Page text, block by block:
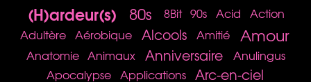
(H)ardeur(s) 80s 8Bit 90s Acid Action
Adultère Aérobique Alcools Amitié Amour
Anatomie Animaux Anniversaire
Anulingus
Apocalypse Applications Arc-en-ciel